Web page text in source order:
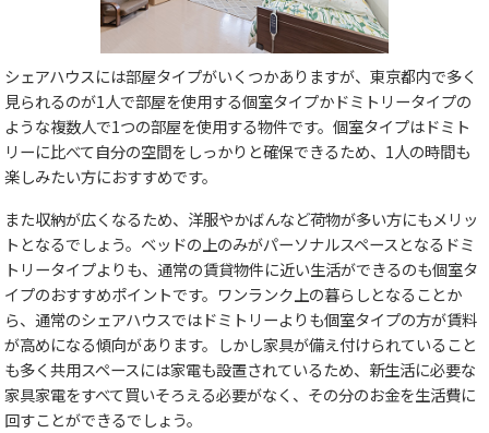
シェアハウスには部屋タイプがいくつかありますが、東京都内で多く
見られるのが1人で部屋を使用する個室タイプかドミトリータイプの
ような複数人で1つの部屋を使用する物件です。個室タイプはドミト
リーに比べて自分の空間をしっかりと確保できるため、1人の時間も
楽しみたい方におすすめです。
また収納が広くなるため、洋服やかばんなど荷物が多い方にもメリッ
トとなるでしょう。ベッドの上のみがパーソナルスペースとなるドミ
トリータイプよりも、通常の賃貸物件に近い生活ができるのも個室タ
イプのおすすめポイントです。ワンランク上の暮らしとなることか
ら、通常のシェアハウスではドミトリーよりも個室タイプの方が賃料
が高めになる傾向があります。しかし家具が備え付けられていること
も多く共用スペースには家電も設置されているため、新生活に必要な
家具家電をすべて買いそろえる必要がなく、その分のお金を生活費に
回すことができるでしょう。